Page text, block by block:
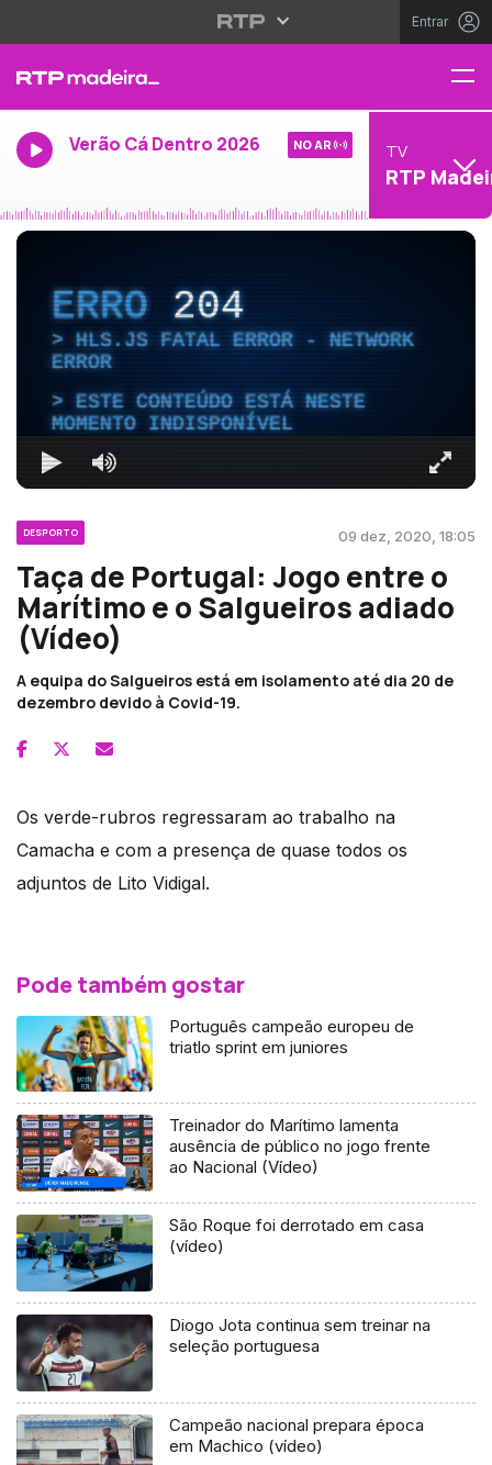
Entrar
Verão Cá Dentro 2026 NO AR TV
RTP
ERRO204
HLS.JS FATAL ERROR - NETWORK
ERROR
ESTE CONTEÚDO ESTÁ NESTE
MOMENTO INDISPONÍVEL
DESPORTO 09 dez, 2020, 18:05
Taça de Portugal: Jogo entre o
Marítimo e o Salgueiros adiado
(Vídeo)
A equipa do Salgueiros está em isolamento até dia 20 de
dezembro devido à Covid-19.
Os verde-rubros regressaram ao trabalho na
Camacha e com a presença de quase todos os
adjuntos de Lito Vidigal.
Pode também gostar
Português campeão europeu de
triatlo sprint em juniores
Treinador do Marítimo lamenta
ausência de público no jogo frente
ao Nacional (Vídeo)
São Roque foi derrotado em casa
(vídeo)
Diogo Jota continua sem treinar na
seleção portuguesa
Campeão nacional prepara época
em Machico (vídeo)